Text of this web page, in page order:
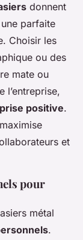
donnent
parfaite
Choisir les
ou des
mate ou
l’entreprise,
positive.
et
pour
métal
.